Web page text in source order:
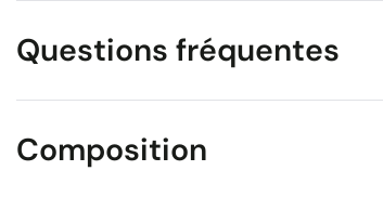
Questions fréquentes
Composition